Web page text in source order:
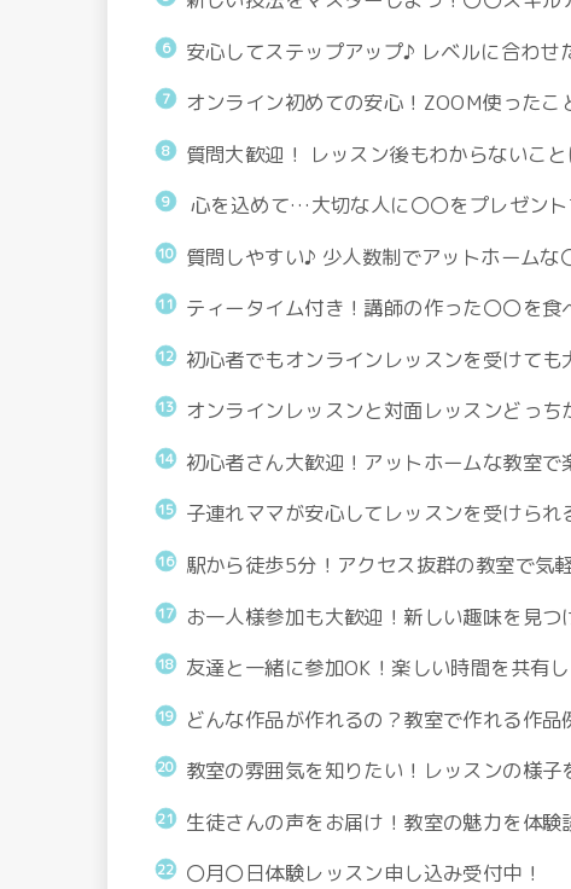
安心してステップアップ♪ レベルに合わせ
オンライン初めての安心！ZOOM使った
質問大歓迎！ レッスン後もわからないこ
心を込めて…大切な人に〇〇をプレゼン
質問しやすい♪ 少人数制でアットホームな
ティータイム付き！講師の作った〇〇を食
初心者でもオンラインレッスンを受けても
オンラインレッスンと対面レッスンどっち
初心者さん大歓迎！アットホームな教室で
子連れママが安心してレッスンを受けられ
駅から徒歩5分！アクセス抜群の教室で気
お一人様参加も大歓迎！新しい趣味を見つ
友達と一緒に参加OK！楽しい時間を共有
どんな作品が作れるの？教室で作れる作品
教室の雰囲気を知りたい！レッスンの様子
生徒さんの声をお届け！教室の魅力を体験
〇月〇日体験レッスン申し込み受付中！